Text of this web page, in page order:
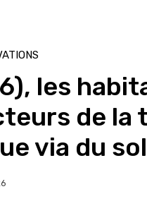
les
de la
via du